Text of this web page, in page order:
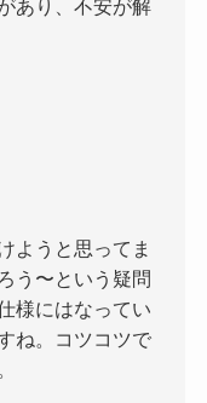
あり、不安が解
ようと思ってま
う〜という疑問
様にはなってい
ね。コツコツで